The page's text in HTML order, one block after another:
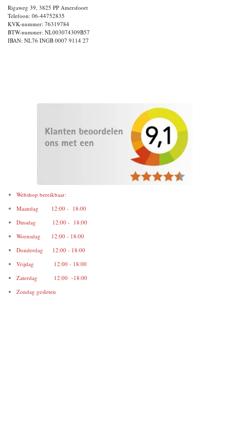
Rigaweg 39, 3825 PP Amersfoort
Telefoon: 06-44752835
KVK-nummer: 76319784
BTW-nummer: NL003074309B57
IBAN: NL76 INGB 0007 9114 27
Webshop bereikbaar:
Maandag 12:00 - 18:00
Dinsdag 12:00 - 18:00
Woensdag 12:00 - 18:00
Donderdag 12:00 - 18:00
Vrijdag 12:00 - 18:00
Zaterdag 12:00 -18:00
Zondag gesloten